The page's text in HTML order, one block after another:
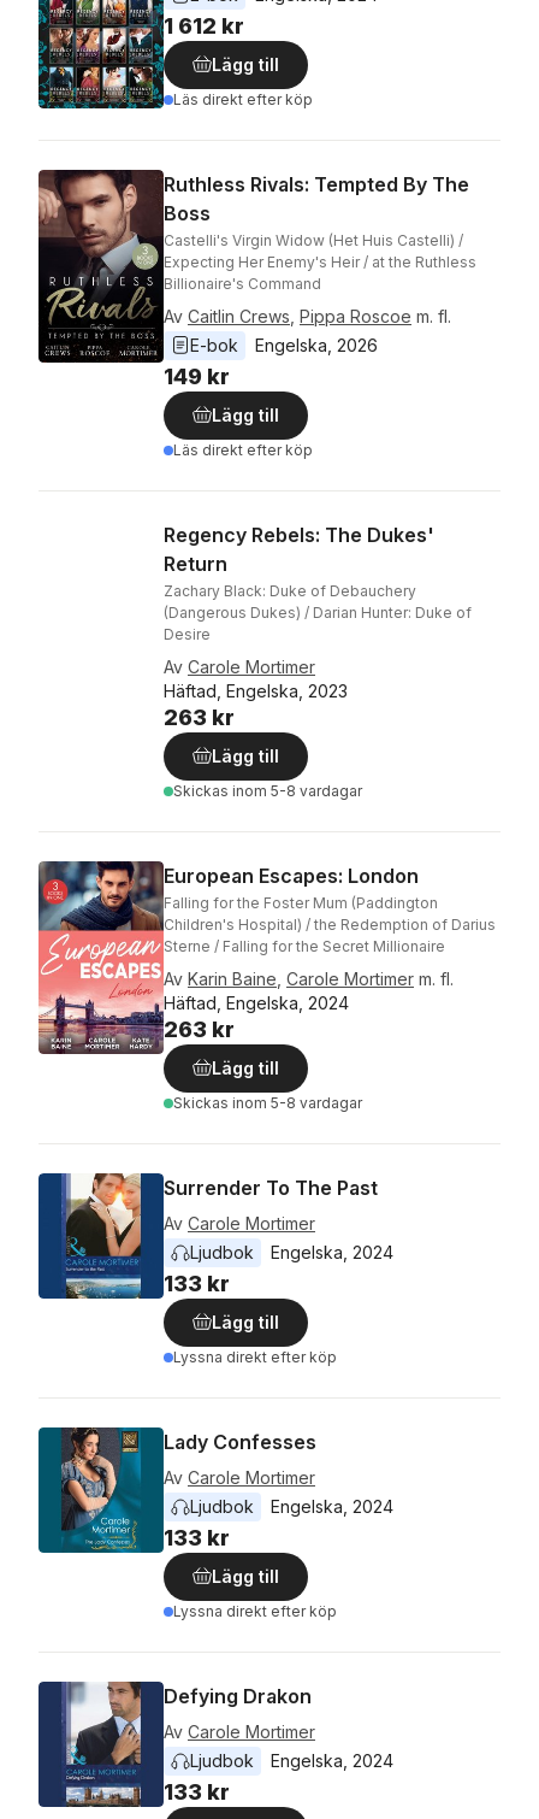
1 612 kr
Lägg till
Läs direkt efter köp
Ruthless Rivals: Tempted By The
Boss
Castelli's Virgin Widow (Het Huis Castelli) /
Expecting Her Enemy's Heir / at the Ruthless
Billionaire's Command
Av Caitlin Crews Pippa Roscoe m. fl.
E-bok
Engelska 2026
149 kr
Lägg till
Läs direkt efter köp
Regency Rebels: The Dukes'
Return
Zachary Black: Duke of Debauchery
(Dangerous Dukes) / Darian Hunter: Duke of
Desire
Av Carole Mortimer
Häftad, Engelska, 2023
263 kr
Lägg till
Skickas inom 5-8 vardagar
European Escapes: London
Falling for the Foster Mum (Paddington
Children's Hospital) / the Redemption of Darius
Sterne / Falling for the Secret Millionaire
Av Karin Baine Carole Mortimer m. fl.
Häftad, Engelska, 2024
263 kr
Lägg till
Skickas inom 5-8 vardagar
Surrender To The Past
Av Carole Mortimer
Ljudbok
Engelska 2024
133 kr
Lägg till
Lyssna direkt efter köp
Lady Confesses
Av Carole Mortimer
Ljudbok
Engelska 2024
133 kr
Lägg till
Lyssna direkt efter köp
Defying Drakon
Av Carole Mortimer
Ljudbok
Engelska 2024
133 kr